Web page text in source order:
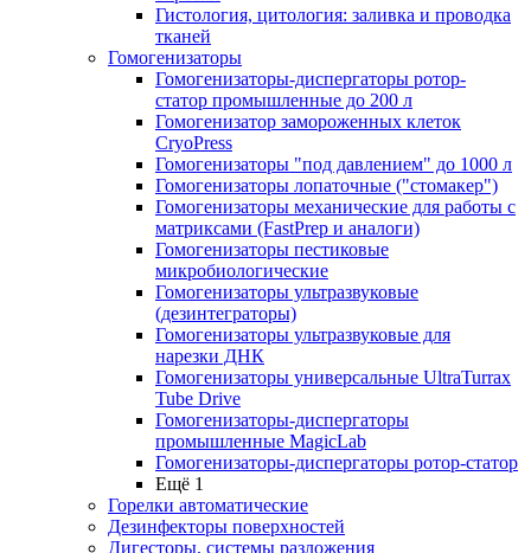
Гистология, цитология: заливка и проводка
тканей
Гомогенизаторы
Гомогенизаторы-диспергаторы ротор-
статор промышленные до 200 л
Гомогенизатор замороженных клеток
CryoPress
Гомогенизаторы "под давлением" до 1000 л
Гомогенизаторы лопаточные ("стомакер")
Гомогенизаторы механические для работы с
матриксами (FastPrep и аналоги)
Гомогенизаторы пестиковые
микробиологические
Гомогенизаторы ультразвуковые
(дезинтеграторы)
Гомогенизаторы ультразвуковые для
нарезки ДНК
Гомогенизаторы универсальные UltraTurrax
Tube Drive
Гомогенизаторы-диспергаторы
промышленные MagicLab
Гомогенизаторы-диспергаторы ротор-статор
Ещё 1
Горелки автоматические
Дезинфекторы поверхностей
Дигесторы, системы разложения